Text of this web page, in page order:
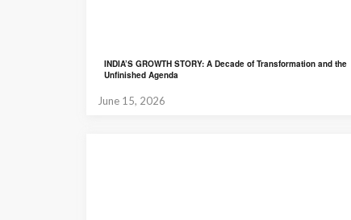
INDIA’S GROWTH STORY: A Decade of Transformation and the
Unfinished Agenda
June 15, 2026